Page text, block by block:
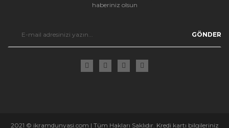
haberiniz olsun
GÖNDER
2021 © ikramdunyasi.com | Tüm Hakları Saklıdır. Kredi kartı bilgileriniz